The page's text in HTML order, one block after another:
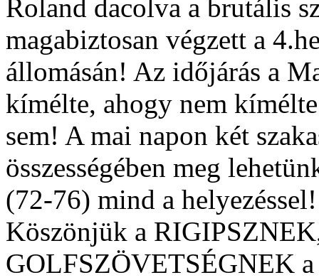
Roland dacolva a brutális
magabiztosan végzett a
állomásán! Az időjárás a
kímélte, ahogy nem
sem! A mai napon két
összességében meg
(72-76) mind a
Köszönjük a
GOLFSZÖVETSÉGNEK a